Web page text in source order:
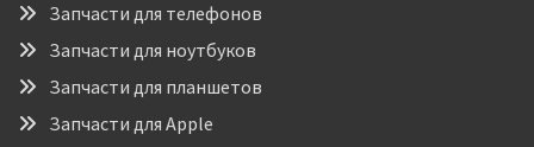
Запчасти для телефонов
Запчасти для ноутбуков
Запчасти для планшетов
Запчасти для Apple